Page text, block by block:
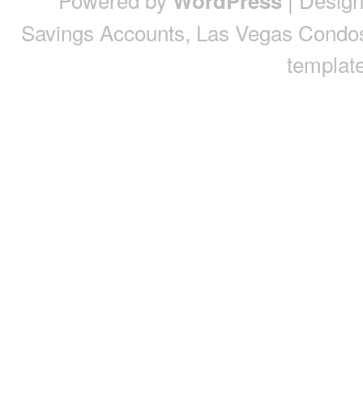
Savings Accounts, Las Vegas